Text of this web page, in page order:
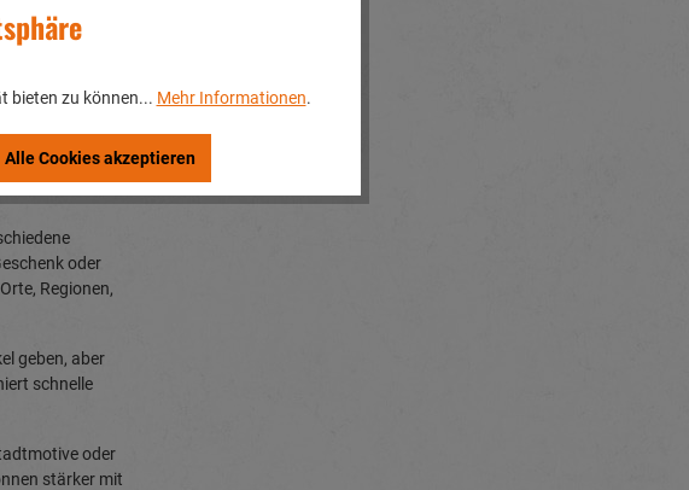
touristische
oder
Regionen,
geben, aber
schnelle
oder
stärker mit
bieten zu können... Mehr Informationen.
Alle Cookies akzeptieren